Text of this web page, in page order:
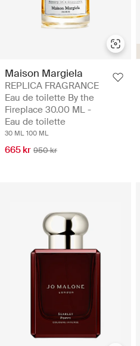
Maison Margiela
REPLICA FRAGRANCE
Eau de toilette By the
Fireplace 30.00 ML -
Eau de toilette
30 ML 100 ML
665 kr 950 kr